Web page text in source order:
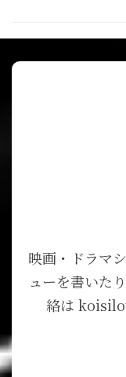
映画・ドラマ
ューを書いた
絡は